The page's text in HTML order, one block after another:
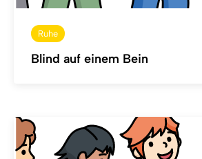
Ruhe
Blind auf einem Bein